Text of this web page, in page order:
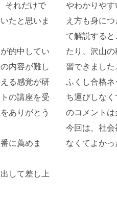
それだけで
たと思いま
的中してい
内容が難し
る感覚が研
の講座を受
ありがとう
に薦めま
して差し上
やわかりや
え方も身に
て解説する
たり、沢山
習できました
ふくし合格
ち運びしな
のコメントは
今回は、社
なくてよかっ